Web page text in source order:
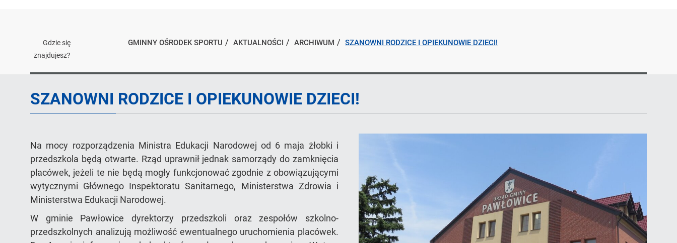
Gdzie się
znajdujesz?
GMINNY OŚRODEK SPORTU AKTUALNOŚCI ARCHIWUM SZANOWNI RODZICE I OPIEKUNOWIE DZIECI!
SZANOWNI RODZICE I OPIEKUNOWIE DZIECI!
Na mocy rozporządzenia Ministra Edukacji Narodowej od 6 maja żłobki i
przedszkola będą otwarte. Rząd uprawnił jednak samorządy do zamknięcia
placówek, jeżeli te nie będą mogły funkcjonować zgodnie z obowiązującymi
wytycznymi Głównego Inspektoratu Sanitarnego, Ministerstwa Zdrowia i
Ministerstwa Edukacji Narodowej.
W gminie Pawłowice dyrektorzy przedszkoli oraz zespołów szkolno-
przedszkolnych analizują możliwość ewentualnego uruchomienia placówek.